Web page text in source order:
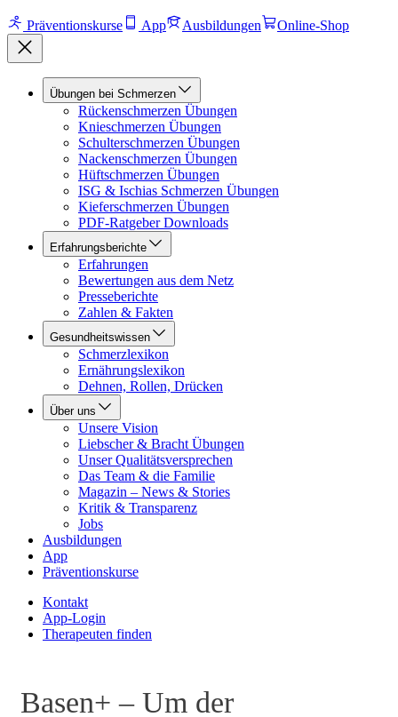
Präventionskurse App Ausbildungen Online-Shop
Übungen bei Schmerzen
Rückenschmerzen Übungen
Knieschmerzen Übungen
Schulterschmerzen Übungen
Nackenschmerzen Übungen
Hüftschmerzen Übungen
ISG & Ischias Schmerzen Übungen
Kieferschmerzen Übungen
PDF-Ratgeber Downloads
Erfahrungsberichte
Erfahrungen
Bewertungen aus dem Netz
Presseberichte
Zahlen & Fakten
Gesundheitswissen
Schmerzlexikon
Ernährungslexikon
Dehnen, Rollen, Drücken
Über uns
Unsere Vision
Liebscher & Bracht Übungen
Unser Qualitätsversprechen
Das Team & die Familie
Magazin – News & Stories
Kritik & Transparenz
Jobs
Ausbildungen
App
Präventionskurse
Kontakt
App-Login
Therapeuten finden
Basen+ – Um der